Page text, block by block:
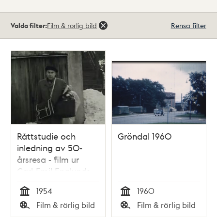
träffar
Valda filter:Film & rörlig bild Rensa filter
Råttstudie och
inledning av 50-
årsresa - film ur
Carl-Emil Englunds
samling
Tid
1954
Typ
Film & rörlig bild
Gröndal 1960
Tid
1960
Typ
Film & rörlig bild